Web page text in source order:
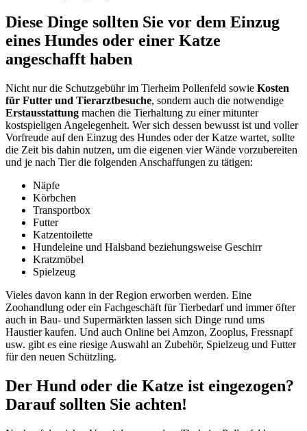
Diese Dinge sollten Sie vor dem Einzug
eines Hundes oder einer Katze
angeschafft haben
Nicht nur die Schutzgebühr im Tierheim Pollenfeld sowie Kosten
für Futter und Tierarztbesuche, sondern auch die notwendige
Erstausstattung machen die Tierhaltung zu einer mitunter
kostspieligen Angelegenheit. Wer sich dessen bewusst ist und voller
Vorfreude auf den Einzug des Hundes oder der Katze wartet, sollte
die Zeit bis dahin nutzen, um die eigenen vier Wände vorzubereiten
und je nach Tier die folgenden Anschaffungen zu tätigen:
Näpfe
Körbchen
Transportbox
Futter
Katzentoilette
Hundeleine und Halsband beziehungsweise Geschirr
Kratzmöbel
Spielzeug
Vieles davon kann in der Region erworben werden. Eine
Zoohandlung oder ein Fachgeschäft für Tierbedarf und immer öfter
auch in Bau- und Supermärkten lassen sich Dinge rund ums
Haustier kaufen. Und auch Online bei Amzon, Zooplus, Fressnapf
usw. gibt es eine riesige Auswahl an Zubehör, Spielzeug und Futter
für den neuen Schützling.
Der Hund oder die Katze ist eingezogen?
Darauf sollten Sie achten!